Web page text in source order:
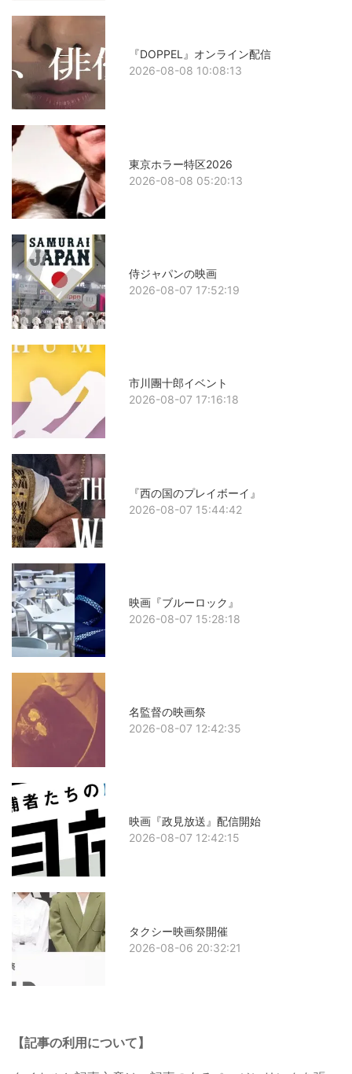
『DOPPEL』オンライン配信
2026-08-08 10:08:13
東京ホラー特区2026
2026-08-08 05:20:13
侍ジャパンの映画
2026-08-07 17:52:19
市川團十郎イベント
2026-08-07 17:16:18
『西の国のプレイボーイ』
2026-08-07 15:44:42
映画『ブルーロック』
2026-08-07 15:28:18
名監督の映画祭
2026-08-07 12:42:35
映画『政見放送』配信開始
2026-08-07 12:42:15
タクシー映画祭開催
2026-08-06 20:32:21
【記事の利用について】